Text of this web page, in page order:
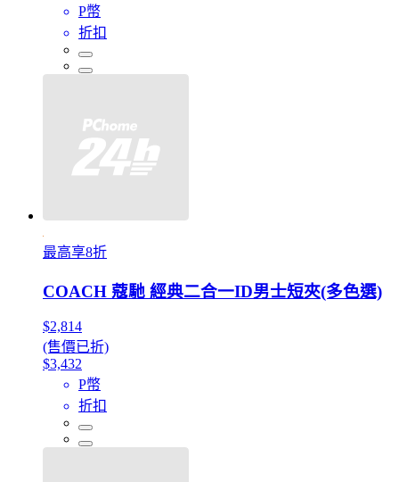
P幣
折扣
最高享8折
COACH 蔻馳 經典二合一ID男士短夾(多色選)
$2,814
(售價已折)
$3,432
P幣
折扣